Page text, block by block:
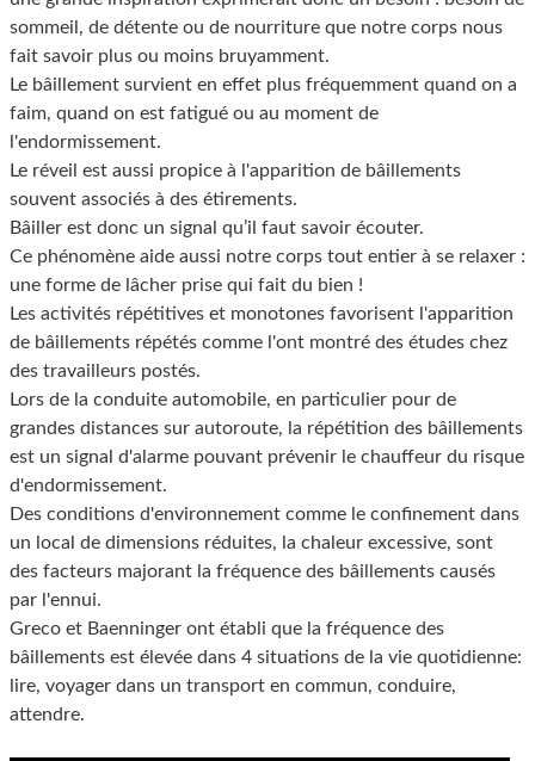
sommeil, de détente ou de nourriture que notre corps nous
fait savoir plus ou moins bruyamment.
Le bâillement survient en effet plus fréquemment quand on a
faim, quand on est fatigué ou au moment de
l'endormissement.
Le réveil est aussi propice à l'apparition de bâillements
souvent associés à des étirements.
Bâiller est donc un signal qu’il faut savoir écouter.
Ce phénomène aide aussi notre corps tout entier à se relaxer :
une forme de lâcher prise qui fait du bien !
Les activités répétitives et monotones favorisent l'apparition
de bâillements répétés comme l'ont montré des études chez
des travailleurs postés.
Lors de la conduite automobile, en particulier pour de
grandes distances sur autoroute, la répétition des bâillements
est un signal d'alarme pouvant prévenir le chauffeur du risque
d'endormissement.
Des conditions d'environnement comme le confinement dans
un local de dimensions réduites, la chaleur excessive, sont
des facteurs majorant la fréquence des bâillements causés
par l'ennui.
Greco et Baenninger ont établi que la fréquence des
bâillements est élevée dans 4 situations de la vie quotidienne:
lire, voyager dans un transport en commun, conduire,
attendre.